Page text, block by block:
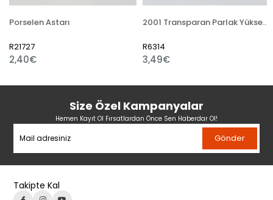
Porselen Astarı
R21727
2,40€
2001 Transparan Parlak Yüksek Derece Sır Hazır Sıvı
R6314
3,49€
Size Özel Kampanyalar
Hemen Kayıt Ol Fırsatlardan Önce Sen Haberdar Ol!
Gönder
Takipte Kal